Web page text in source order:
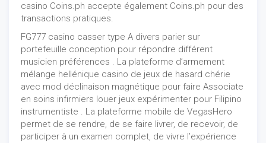
casino Coins.ph accepte également Coins.ph pour des
transactions pratiques.
FG777 casino casser type A divers parier sur
portefeuille conception pour répondre différent
musicien préférences . La plateforme d’armement
mélange hellénique casino de jeux de hasard chérie
avec mod déclinaison magnétique pour faire Associate
en soins infirmiers louer jeux expérimenter pour Filipino
instrumentiste . La plateforme mobile de VegasHero
permet de se rendre, de se faire livrer, de recevoir, de
participer à un examen complet, de vivre l’expérience